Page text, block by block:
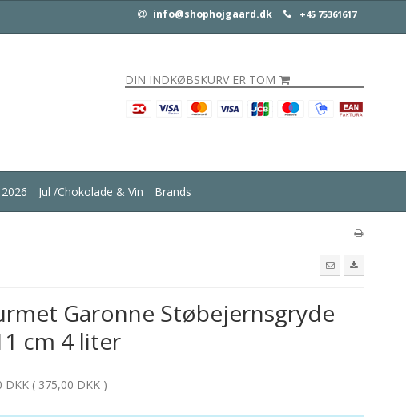
info@shophojgaard.dk +45 75361617
DIN INDKØBSKURV ER TOM
Jul /Chokolade & Vin Brands
Garonne Støbejernsgryde
cm 4 liter
DKK ( 375,00 DKK )